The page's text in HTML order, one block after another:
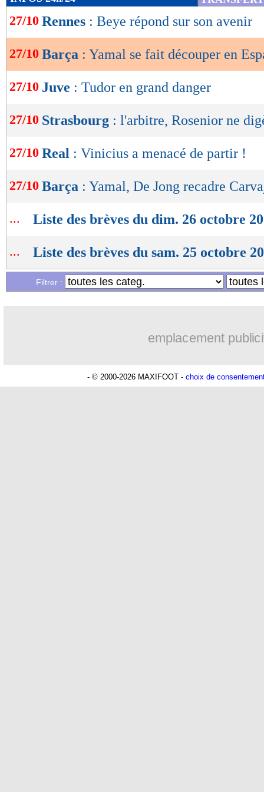
"terne" du jeune talent et se demande si sa
derrière lui. Une circonstance atténuante ?
Lu 24.997 fois - Damien Da
de
lecture
OK
27/10 Rennes : Beye répond sur son avenir
27/10 Barça : Yamal se fait découper en
27/10 Juve : Tudor en grand danger
27/10 Strasbourg : l'arbitre, Rosenior ne
27/10 Real : Vinicius a menacé de partir !
27/10 Barça : Yamal, De Jong recadre
... Liste des brèves du dim. 26 octobre
... Liste des brèves du sam. 25 octobre
Filtrer :
emplacement
- © 2000-2026 MAXIFOOT - choix de